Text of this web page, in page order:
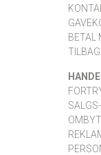
BETAL